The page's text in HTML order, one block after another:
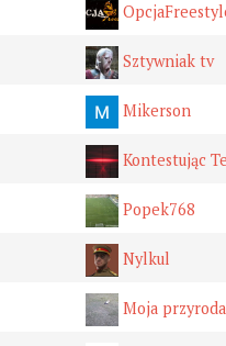
Sztywniak tv
Mikerson
Kontestując
Popek768
Nylkul
Moja przyroda